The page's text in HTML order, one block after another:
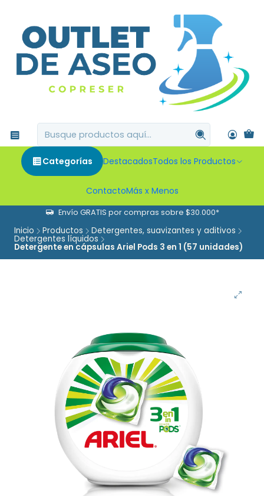
Categorías DestacadosTodos los Productos
ContactoMás x Menos
Envío GRATIS por compras sobre $30.000*
Inicio Productos Detergentes, suavizantes y aditivos
Detergentes líquidos
Detergente en cápsulas Ariel Pods 3 en 1 (57 unidades)